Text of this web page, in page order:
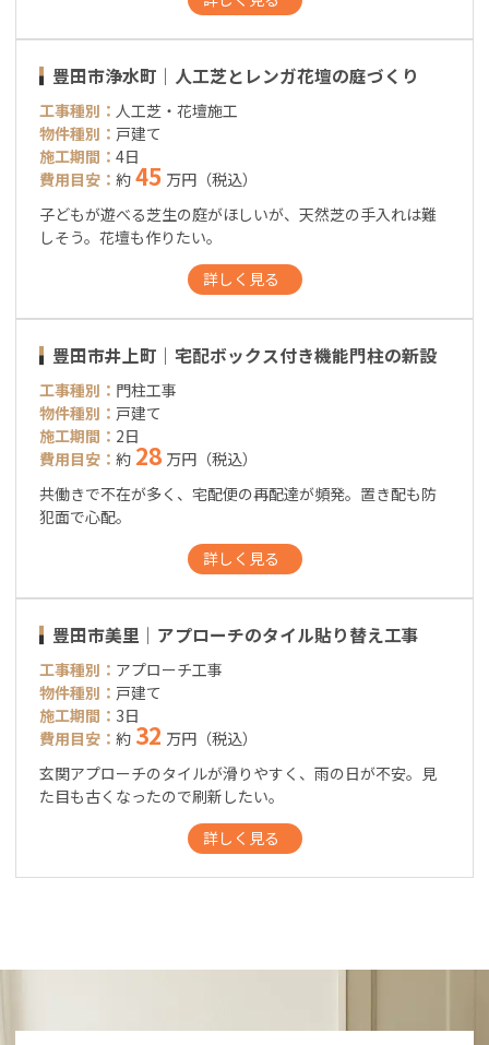
豊田市浄水町｜人工芝とレンガ花壇の庭づくり
工事種別： 人工芝・花壇施工
物件種別： 戸建て
施工期間： 4日
費用目安： 約 45 万円（税込）
子どもが遊べる芝生の庭がほしいが、天然芝の手入れは難
しそう。花壇も作りたい。
詳しく見る
豊田市井上町｜宅配ボックス付き機能門柱の新設
工事種別： 門柱工事
物件種別： 戸建て
施工期間： 2日
費用目安： 約 28 万円（税込）
共働きで不在が多く、宅配便の再配達が頻発。置き配も防
犯面で心配。
詳しく見る
豊田市美里｜アプローチのタイル貼り替え工事
工事種別： アプローチ工事
物件種別： 戸建て
施工期間： 3日
費用目安： 約 32 万円（税込）
玄関アプローチのタイルが滑りやすく、雨の日が不安。見
た目も古くなったので刷新したい。
詳しく見る